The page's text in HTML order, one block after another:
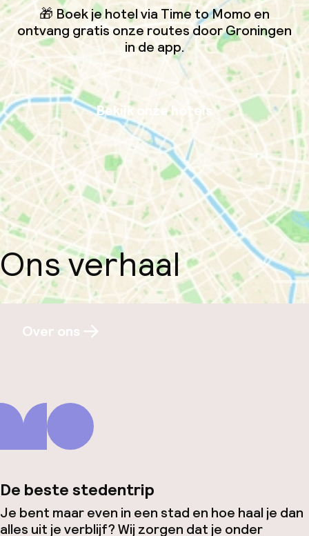
🎁 Boek je hotel via Time to Momo en
ontvang gratis onze routes door Groningen
in de app.
Bekijk onze hotels
Ons verhaal
Over ons
De beste stedentrip
Je bent maar even in een stad en hoe haal je dan
alles uit je verblijf? Wij zorgen dat je onder